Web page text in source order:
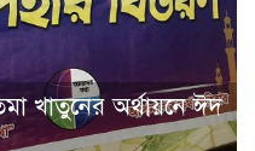
খাতুনের অর্থায়নে ঈদ